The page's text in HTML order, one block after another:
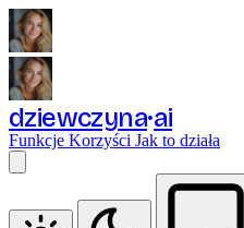
dziewczyna ai
Funkcje Korzyści Jak to działa